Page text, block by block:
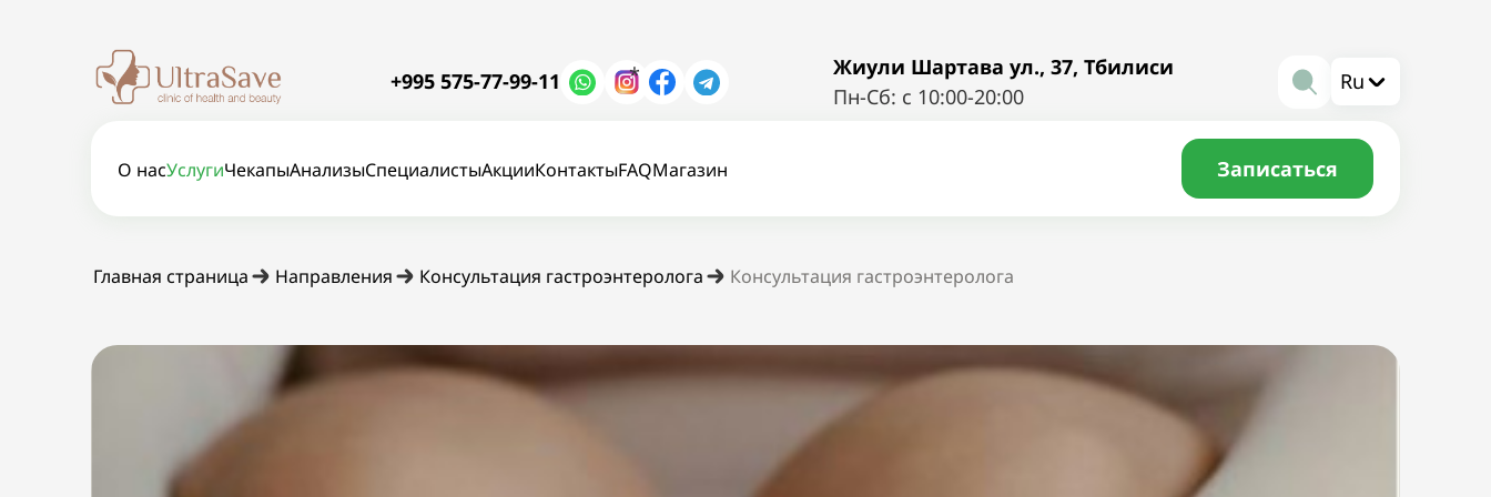
+995 575-77-99-11 *
Жиули Шартава ул., 37, Тбилиси
Пн-Сб: с 10:00-20:00
Ru
О насУслугиЧекапыАнализыСпециалистыАкцииКонтактыFAQМагазин Записаться
Главная страница Направления Консультация гастроэнтеролога Консультация гастроэнтеролога